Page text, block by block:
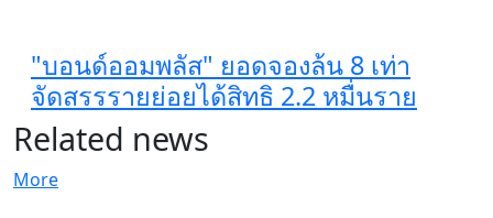
"บอนด์ออมพลัส" ยอดจองล้น 8 เท่า
จัดสรรรายย่อยได้สิทธิ 2.2 หมื่นราย
Related news
More